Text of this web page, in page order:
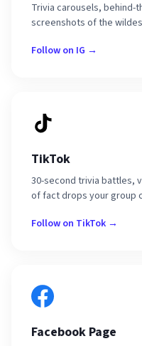
Trivia carousels, behind-
screenshots of the
Follow on IG →
TikTok
30-second trivia battles,
of fact drops your group
Follow on TikTok →
Facebook Page